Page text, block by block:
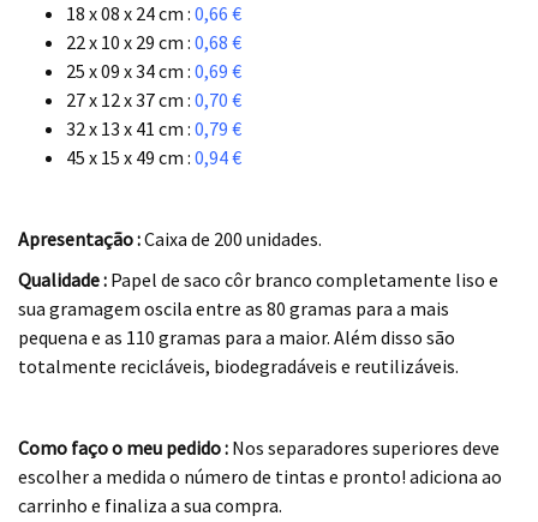
18 x 08 x 24 cm : 0,66 €
22 x 10 x 29 cm : 0,68 €
25 x 09 x 34 cm : 0,69 €
27 x 12 x 37 cm : 0,70 €
32 x 13 x 41 cm : 0,79 €
45 x 15 x 49 cm : 0,94 €
Apresentação :Caixa de 200 unidades.
Qualidade : Papel de saco côr branco completamente liso e
sua gramagem oscila entre as 80 gramas para a mais
pequena e as 110 gramas para a maior. Além disso são
totalmente recicláveis, biodegradáveis e reutilizáveis.
Como faço o meu pedido : Nos separadores superiores deve
escolher a medida o número de tintas e pronto! adiciona ao
carrinho e finaliza a sua compra.